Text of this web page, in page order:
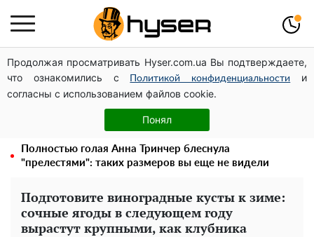
Продолжая просматривать Hyser.com.ua Вы подтверждаете,
что ознакомились с
Политикой конфиденциальности
и
согласны с использованием файлов cookie.
Понял
Дроны с наценкой: Александр Конотопский вывел
миллионы оборонного бюджета через фиктивную
фирму в Эстонии
Елена Тополя слив видео – это далеко не все:
фронтмен "Антитела" Тарас Тополя стал следующим
Полностью голая Анна Тринчер блеснула
"прелестями": таких размеров вы еще не видели
Подготовите виноградные кусты к зиме:
сочные ягоды в следующем году
вырастут крупными, как клубника